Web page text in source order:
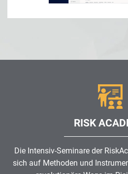
RISK
Die Intensiv-Seminare der
sich auf Methoden und